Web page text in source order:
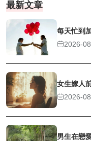
最新文章
每天忙到
2026-
女生嫁人
2026-
男生在戀